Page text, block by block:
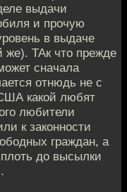
выдачи
и прочую
в выдаче
же). ТАк что прежде
сначала
отнюдь не с
какой любят
любители
к законности
граждан, а
до высылки